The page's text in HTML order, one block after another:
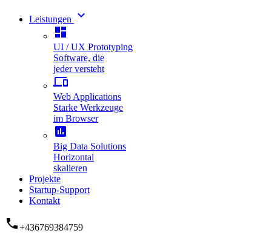
Leistungen
keyboard_arrow_down
dashboard
UI / UX Prototyping
Software, die
jeder versteht
phonelink
Web Applications
Starke Werkzeuge
im Browser
assessment
Big Data Solutions
Horizontal
skalieren
Projekte
Startup-Support
Kontakt
phone+436769384759